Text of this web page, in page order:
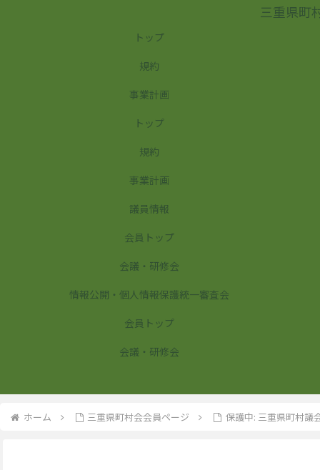
三重県町
トップ
規約
事業計画
トップ
規約
事業計画
議員情報
会員トップ
会議・研修会
情報公開・個人情報保護統一審査会
会員トップ
会議・研修会
ホーム 三重県町村会会員ページ 保護中: 三重県町村議